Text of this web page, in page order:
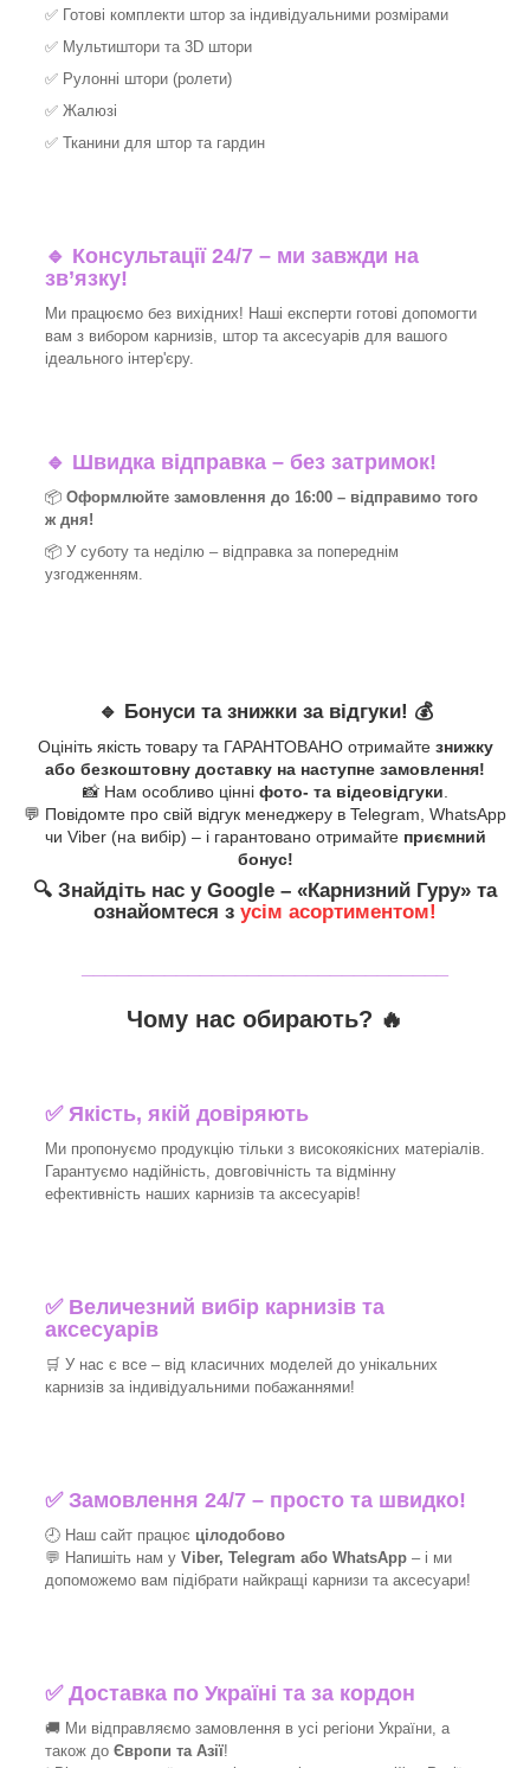
✅ Готові комплекти штор за індивідуальними розмірами
✅ Мультиштори та 3D штори
✅ Рулонні штори (ролети)
✅ Жалюзі
✅ Тканини для штор та гардин
🔹 Консультації 24/7 – ми завжди на
зв’язку!
Ми працюємо без вихідних! Наші експерти готові допомогти
вам з вибором карнизів, штор та аксесуарів для вашого
ідеального інтер'єру.​
🔹 Швидка відправка – без затримок!
📦 Оформлюйте замовлення до 16:00 – відправимо того
ж дня!
📦 У суботу та неділю – відправка за попереднім
узгодженням.
🔹 Бонуси та знижки за відгуки! 💰
Оцініть якість товару та ГАРАНТОВАНО отримайте знижку
або безкоштовну доставку на наступне замовлення!
📸 Нам особливо цінні фото- та відеовідгуки.
💬 Повідомте про свій відгук менеджеру в Telegram, WhatsApp
чи Viber (на вибір) – і гарантовано отримайте приємний
бонус!
🔍 Знайдіть нас у Google – «Карнизний Гуру» та
ознайомтеся з усім асортиментом!
Чому нас обирають? 🔥
✅Якість, якій довіряють
Ми пропонуємо продукцію тільки з високоякісних матеріалів.
Гарантуємо надійність, довговічність та відмінну
ефективність наших карнизів та аксесуарів!​
✅ Величезний вибір карнизів та
аксесуарів
🛒 У нас є все – від класичних моделей до унікальних
карнизів за індивідуальними побажаннями!​
✅Замовлення 24/7 – просто та швидко!
🕘 Наш сайт працює цілодобово
💬 Напишіть нам у Viber, Telegram або WhatsApp – і ми
допоможемо вам підібрати найкращі карнизи та аксесуари!
✅Доставка по Україні та за кордон
🚚 Ми відправляємо замовлення в усі регіони України, а
також до Європи та Азії!